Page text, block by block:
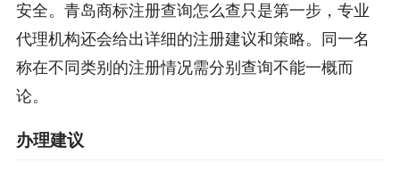
安全。青岛商标注册查询怎么查只是第一步，专业
代理机构还会给出详细的注册建议和策略。同一名
称在不同类别的注册情况需分别查询不能一概而
论。
办理建议